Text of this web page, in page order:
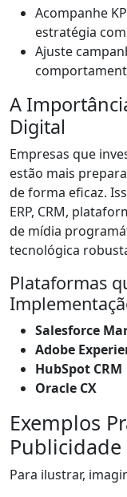
Acompanhe
estratégia
Ajuste
A
Digital
Empresas que
estão mais
de forma eficaz.
ERP, CRM,
de mídia
tecnológica
Plataformas
Salesforce
Adobe
HubSpot CRM
Oracle CX
Exemplos
Para ilustrar,